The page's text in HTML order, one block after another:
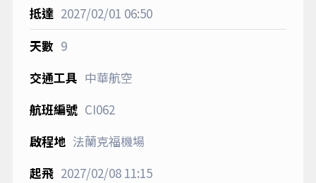
2027/02/01 06:50
9
中華航空
CI062
法蘭克福機場
2027/02/0811:15